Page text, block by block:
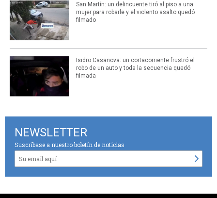
San Martín: un delincuente tiró al piso a una
mujer para robarle y el violento asalto quedó
filmado
Isidro Casanova: un cortacorriente frustró el
robo de un auto y toda la secuencia quedó
filmada
NEWSLETTER
Suscríbase a nuestro boletín de noticias